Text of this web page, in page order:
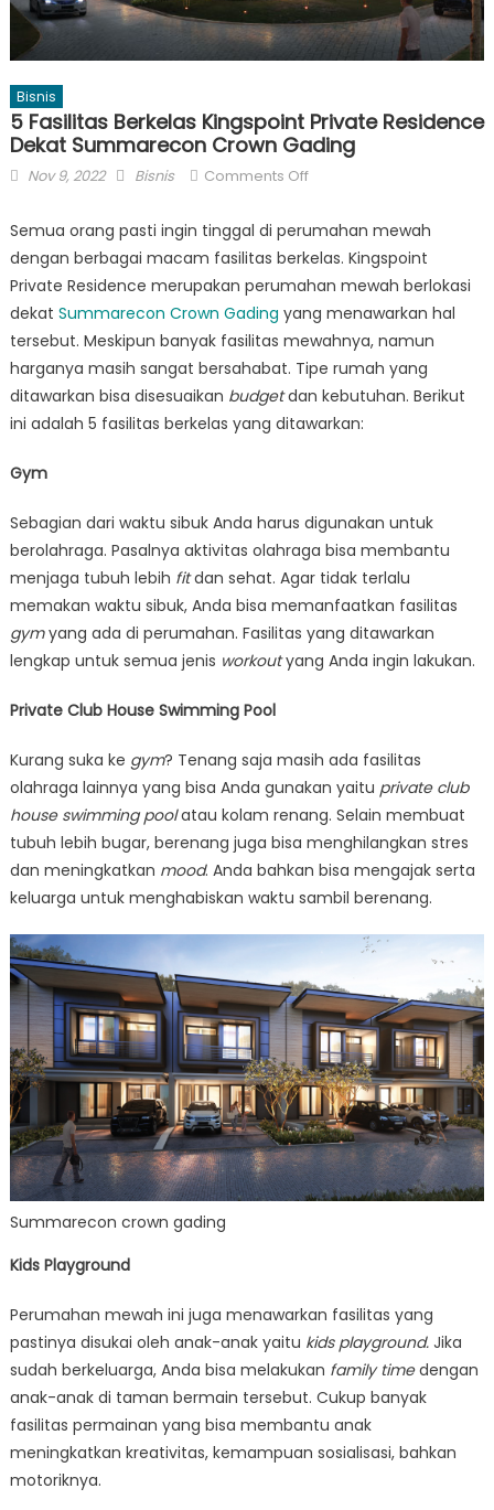
Bisnis
5 Fasilitas Berkelas Kingspoint Private Residence
Dekat Summarecon Crown Gading
Posted
Nov 9, 2022 Author
Bisnis Comments Offon
Fasilitas
Berkelas
Kingspoint
Residence
Dekat
Summarecon
Crown
Gading
Semua orang pasti ingin tinggal di perumahan mewah
dengan berbagai macam fasilitas berkelas. Kingspoint
Private Residence merupakan perumahan mewah berlokasi
dekat Summarecon Crown Gading yang menawarkan hal
tersebut. Meskipun banyak fasilitas mewahnya, namun
harganya masih sangat bersahabat. Tipe rumah yang
ditawarkan bisa disesuaikan budgetdan kebutuhan. Berikut
ini adalah 5 fasilitas berkelas yang ditawarkan:
Gym
Sebagian dari waktu sibuk Anda harus digunakan untuk
berolahraga. Pasalnya aktivitas olahraga bisa membantu
menjaga tubuh lebih fitdan sehat. Agar tidak terlalu
memakan waktu sibuk, Anda bisa memanfaatkan fasilitas
gymyang ada di perumahan. Fasilitas yang ditawarkan
lengkap untuk semua jenis workoutyang Anda ingin lakukan.
Private Club House Swimming Pool
Kurang suka ke gym? Tenang saja masih ada fasilitas
olahraga lainnya yang bisa Anda gunakan yaitu private club
house swimming poolatau kolam renang. Selain membuat
tubuh lebih bugar, berenang juga bisa menghilangkan stres
dan meningkatkan mood. Anda bahkan bisa mengajak serta
keluarga untuk menghabiskan waktu sambil berenang.
Summarecon crown gading
Kids Playground
Perumahan mewah ini juga menawarkan fasilitas yang
pastinya disukai oleh anak-anak yaitu kids playground. Jika
sudah berkeluarga, Anda bisa melakukan family timedengan
anak-anak di taman bermain tersebut. Cukup banyak
fasilitas permainan yang bisa membantu anak
meningkatkan kreativitas, kemampuan sosialisasi, bahkan
motoriknya.